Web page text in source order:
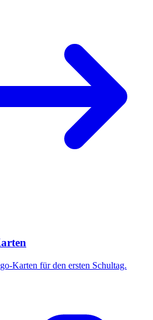
Karten für den ersten Schultag.